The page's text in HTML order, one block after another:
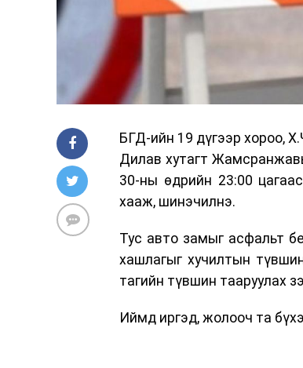
БГД-ийн 19 дүгээр хороо,
Дилав хутагт
30-ны өдрийн 23:00
хааж, шинэчилнэ.
Тус авто замыг асфальт
хашлагыг хучилтын
тагийн түвшин тааруулах
Иймд иргэд, жолооч та